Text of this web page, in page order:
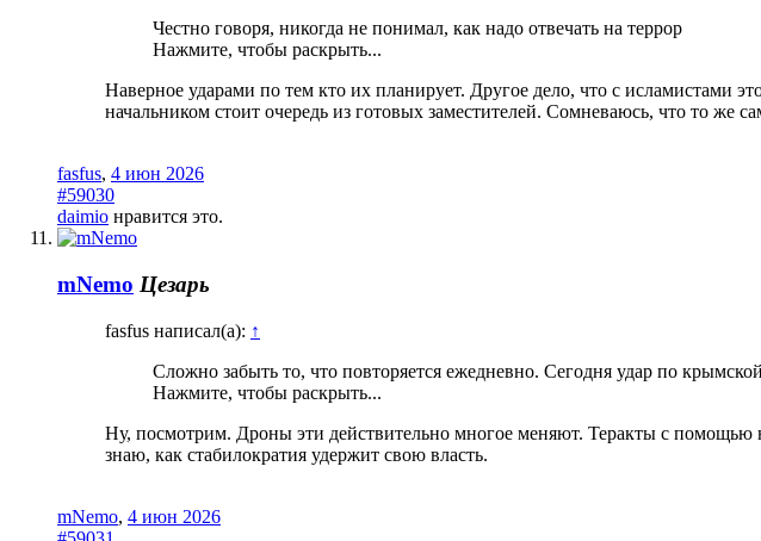
Честно говоря, никогда не понимал, как надо отвечать на террор
Нажмите, чтобы раскрыть...
Наверное ударами по тем кто их планирует. Другое дело, что с исламистами
начальником стоит очередь из готовых заместителей. Сомневаюсь, что то же
fasfus, 4 июн 2026
#59030
daimio нравится это.
mNemo Цезарь
fasfus написал(а): ↑
Сложно забыть то, что повторяется ежедневно. Сегодня удар по
Нажмите, чтобы раскрыть...
Ну, посмотрим. Дроны эти действительно многое меняют. Теракты с помощью
знаю, как стабилократия удержит свою власть.
mNemo, 4 июн 2026